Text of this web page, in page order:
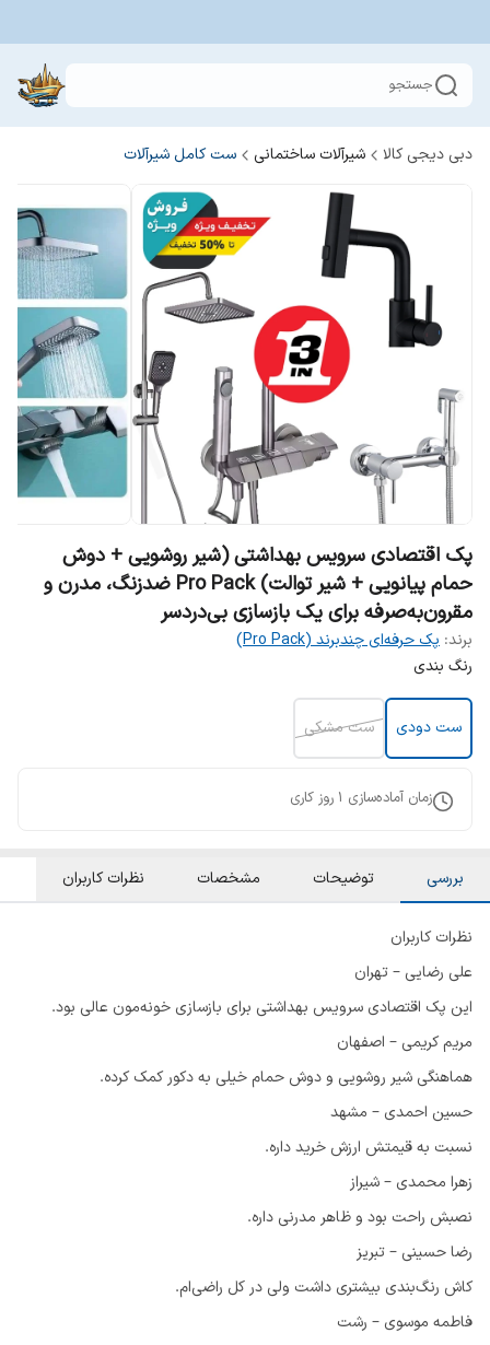
جستجو
دبی دیجی کالا شیرآلات ساختمانی ست کامل شیرآلات
پک اقتصادی سرویس بهداشتی (شیر روشویی + دوش
حمام پیانویی + شیر توالت) Pro Pack ضدزنگ، مدرن و
مقرون‌به‌صرفه برای یک بازسازی بی‌دردسر
برند: پک حرفه‌ای چندبرند (Pro Pack)
رنگ بندی
ست دودی ست مشکی
زمان آماده‌سازی 1 روز کاری
بررسی توضیحات مشخصات نظرات کاربران
نظرات کاربران
علی رضایی – تهران
این پک اقتصادی سرویس بهداشتی برای بازسازی خونه‌مون عالی بود.
مریم کریمی – اصفهان
هماهنگی شیر روشویی و دوش حمام خیلی به دکور کمک کرده.
حسین احمدی – مشهد
نسبت به قیمتش ارزش خرید داره.
زهرا محمدی – شیراز
نصبش راحت بود و ظاهر مدرنی داره.
رضا حسینی – تبریز
کاش رنگ‌بندی بیشتری داشت ولی در کل راضی‌ام.
فاطمه موسوی – رشت